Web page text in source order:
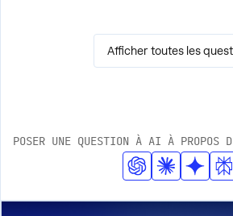
présentations/mois (30 000
applications Web), JSON (intégré à
pour un rendu personnalisé).
Afficher toutes les
POSER UNE QUESTION À AI À PROPOS